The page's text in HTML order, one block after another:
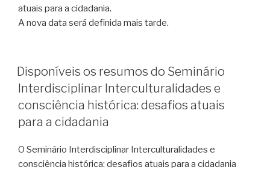
atuais para a cidadania.
A nova data será definida mais tarde.
PUBLICADO
EM
Disponíveis os resumos do Seminário
Interdisciplinar Interculturalidades e
consciência histórica: desafios atuais
para a cidadania
O Seminário Interdisciplinar Interculturalidades e
consciência histórica: desafios atuais para a cidadania